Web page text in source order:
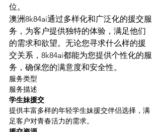
位。
澳洲8k84ai通过多样化和广泛化的援交服
务，为客户提供独特的体验，满足他们
的需求和欲望。无论您寻求什么样的援
交关系，8k84ai都能为您提供个性化的服
务，确保您的满意度和安全性。
服务类型
服务描述
学生妹援交
提供丰富多样的年轻学生妹援交伴侣选择，满
足客户对青春活力的需求。